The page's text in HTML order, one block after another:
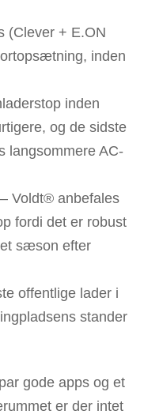
(Clever + E.ON
inden
inden
og de sidste
langsommere AC-
Voldt® anbefales
fordi det er robust
sæson efter
offentlige lader i
stander
gode apps og et
er der intet